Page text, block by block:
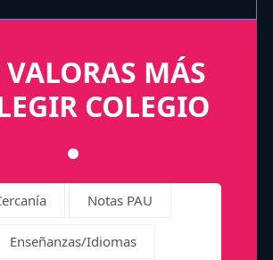
MÁS
COLEGIO
Notas PAU
Enseñanzas/Idiomas